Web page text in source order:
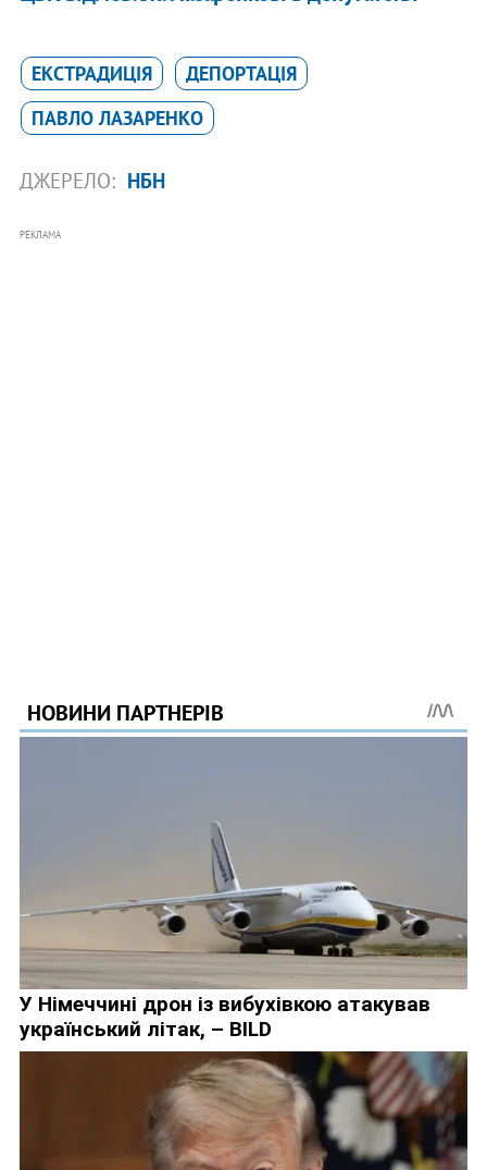
ЕКСТРАДИЦІЯ
ДЕПОРТАЦІЯ
ПАВЛО ЛАЗАРЕНКО
ДЖЕРЕЛО: НБН
РЕКЛАМА